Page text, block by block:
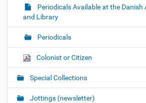
Periodicals Available at the Danish
and Library
Periodicals
Colonist or Citizen
Special Collections
Jottings (newsletter)